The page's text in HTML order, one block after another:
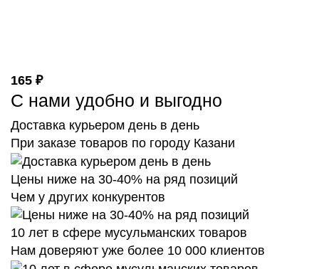
165 ₽
С нами удобно и выгодно
Доставка курьером день в день
При заказе товаров по городу Казани
Цены ниже на 30-40% на ряд позиций
Чем у других конкурентов
10 лет в сфере мусульманских товаров
Нам доверяют уже более 10 000 клиентов